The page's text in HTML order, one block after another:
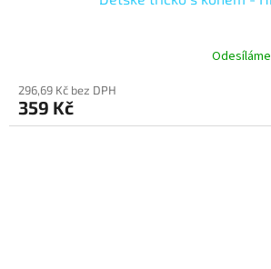
296,69 Kč bez DPH
359 Kč